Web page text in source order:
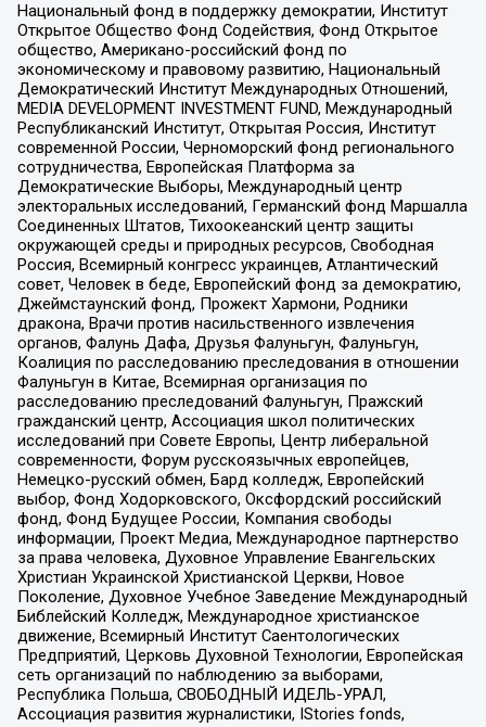
Национальный фонд в поддержку демократии, Институт
Открытое Общество Фонд Содействия, Фонд Открытое
общество, Американо-российский фонд по
экономическому и правовому развитию, Национальный
Демократический Институт Международных Отношений,
MEDIA DEVELOPMENT INVESTMENT FUND, Международный
Республиканский Институт, Открытая Россия, Институт
современной России, Черноморский фонд регионального
сотрудничества, Европейская Платформа за
Демократические Выборы, Международный центр
электоральных исследований, Германский фонд Маршалла
Соединенных Штатов, Тихоокеанский центр защиты
окружающей среды и природных ресурсов, Свободная
Россия, Всемирный конгресс украинцев, Атлантический
совет, Человек в беде, Европейский фонд за демократию,
Джеймстаунский фонд, Прожект Хармони, Родники
дракона, Врачи против насильственного извлечения
органов, Фалунь Дафа, Друзья Фалуньгун, Фалуньгун,
Коалиция по расследованию преследования в отношении
Фалуньгун в Китае, Всемирная организация по
расследованию преследований Фалуньгун, Пражский
гражданский центр, Ассоциация школ политических
исследований при Совете Европы, Центр либеральной
современности, Форум русскоязычных европейцев,
Немецко-русский обмен, Бард колледж, Европейский
выбор, Фонд Ходорковского, Оксфордский российский
фонд, Фонд Будущее России, Компания свободы
информации, Проект Медиа, Международное партнерство
за права человека, Духовное Управление Евангельских
Христиан Украинской Христианской Церкви, Новое
Поколение, Духовное Учебное Заведение Международный
Библейский Колледж, Международное христианское
движение, Всемирный Институт Саентологических
Предприятий, Церковь Духовной Технологии, Европейская
сеть организаций по наблюдению за выборами,
Республика Польша, СВОБОДНЫЙ ИДЕЛЬ-УРАЛ,
Ассоциация развития журналистики, IStories fonds,